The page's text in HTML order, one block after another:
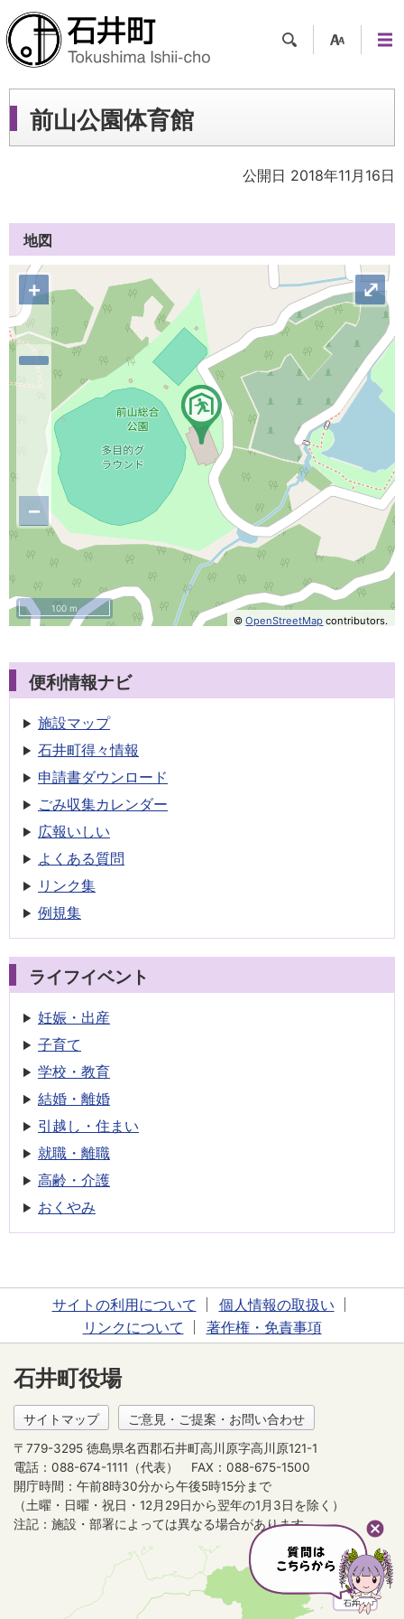
ツー
ュー
前山公園体育館
公開日 2018年11月16日
地図
+
−
©OpenStreetMap contributors.
100 m
⤢
便利情報ナビ
施設マップ
石井町得々情報
申請書ダウンロード
ごみ収集カレンダー
広報いしい
よくある質問
リンク集
例規集
ライフイベント
妊娠・出産
子育て
学校・教育
結婚・離婚
引越し・住まい
就職・離職
高齢・介護
おくやみ
サイトの利用について
個人情報の取扱い
リンクについて
著作権・免責事項
石井町役場
サイトマップ ご意見・ご提案・お問い合わせ
〒779-3295 徳島県名西郡石井町高川原字高川原121-1
電話：088-674-1111（代表）
FAX：088-675-1500
開庁時間：午前8時30分から午後5時15分まで
（土曜・日曜・祝日・12月29日から翌年の1月3日を除く）
注記：施設・部署によっては異なる場合があります。